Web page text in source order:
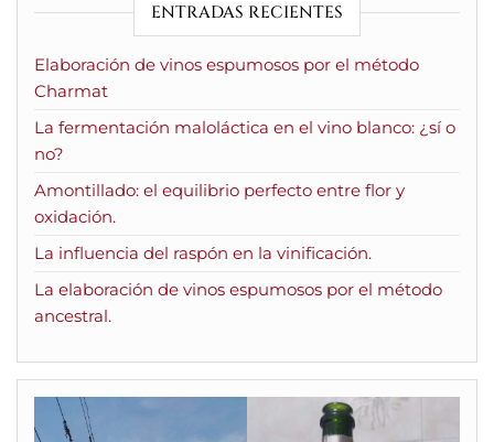
ENTRADAS RECIENTES
Elaboración de vinos espumosos por el método
Charmat
La fermentación maloláctica en el vino blanco: ¿sí o
no?
Amontillado: el equilibrio perfecto entre flor y
oxidación.
La influencia del raspón en la vinificación.
La elaboración de vinos espumosos por el método
ancestral.